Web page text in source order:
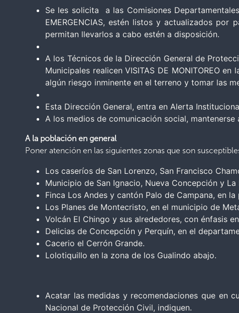
Se les solicita a las Comisiones
EMERGENCIAS, estén listos y actualizados
permitan llevarlos a cabo estén a disposición.
A los Técnicos de la Dirección General de
Municipales realicen VISITAS DE MONITOREO
algún riesgo inminente en el terreno y tomar las
Esta Dirección General, entra en Alerta
A los medios de comunicación social,
A la población en general
Poner atención en las siguientes zonas que son
Los caseríos de San Lorenzo, San Francisco
Municipio de San Ignacio, Nueva Concepción y
Finca Los Andes y cantón Palo de Campana, en
Los Planes de Montecristo, en el municipio de
Volcán El Chingo y sus alrededores, con énfasis
Delicias de Concepción y Perquín, en el
Cacerio el Cerrón Grande.
Lolotiquillo en la zona de los Gualindo abajo.
Acatar las medidas y recomendaciones que en
Nacional de Protección Civil, indiquen.